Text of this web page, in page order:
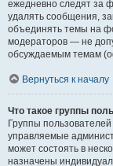
ежедневно следят за
удалять сообщения,
объединять темы на
модераторов — не
обсуждаемым темам
Вернуться к началу
Что такое группы
Группы
управляемые
может состоять в
назначены